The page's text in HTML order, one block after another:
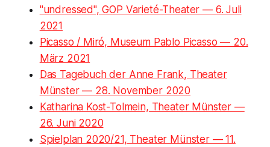
"undressed", GOP Varieté-Theater — 6. Juli
2021
Picasso / Miró, Museum Pablo Picasso — 20.
März 2021
Das Tagebuch der Anne Frank, Theater
Münster — 28. November 2020
Katharina Kost-Tolmein, Theater Münster —
26. Juni 2020
Spielplan 2020/21, Theater Münster — 11.